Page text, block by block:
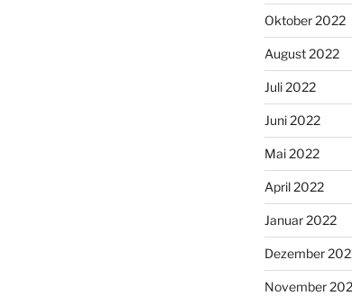
Oktober 2022
August 2022
Juli 2022
Juni 2022
Mai 2022
April 2022
Januar 2022
Dezember
November